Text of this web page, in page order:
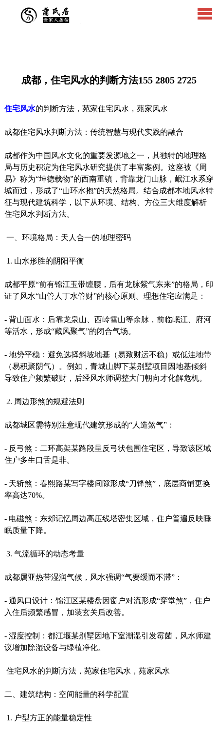
成都，住宅风水的判断方法155 2805 2725
住宅风水的判断方法，苑家住宅风水，苑家风水
成都住宅风水判断方法：传统智慧与现代实践的融合
成都作为中国风水文化的重要发源地之一，其独特的地理格
局与历史积淀为住宅风水研究提供了丰富案例。这座被《周
易》称为“坤德载物”的西南重镇，背靠龙门山脉，岷江水系穿
城而过，形成了“山环水抱”的天然格局。结合成都本地风水特
征与现代建筑科学，以下从环境、结构、方位三大维度解析
住宅风水判断方法。
一、环境格局：天人合一的地理密码
1. 山水形胜的阴阳平衡
成都平原“前有锦江玉带缠腰，后有龙脉紫气东来”的格局，印
证了风水“山管人丁水管财”的核心原则。理想住宅应满足：
- 背山面水：后靠龙泉山、西岭雪山等余脉，前临岷江、府河
等活水，形成“藏风聚气”的闭合气场。
- 地势平稳：避免选择斜坡地基（易致财运不稳）或低洼地带
（易积聚阴气）。例如，青城山脚下某别墅项目因地基倾斜
导致住户频繁破财，后经风水师调整大门朝向才化解危机。
2. 周边形煞的规避法则
成都城区需特别注意现代建筑形成的“人造煞气”：
- 反弓煞：二环高架某路段呈反弓状包围住宅区，导致该区域
住户多生口舌是非。
- 天斩煞：春熙路某写字楼间隙形成“刀锋煞”，底层商铺更换
率高达70%。
- 电磁煞：东郊记忆周边高压线塔密集区域，住户普遍反映睡
眠质量下降。
3. 气流循环的动态考量
成都属亚热带湿润气候，风水强调“气要缓而不滞”：
- 通风口设计：锦江区某楼盘因窗户对流形成“穿堂煞”，住户
入住后频繁感冒，加装玄关后改善。
- 湿度控制：都江堰某别墅因地下室潮湿引发霉菌，风水师建
议增加除湿设备与绿植净化。
住宅风水的判断方法，苑家住宅风水，苑家风水
二、建筑结构：空间能量的科学配置
1. 户型方正的能量稳定性